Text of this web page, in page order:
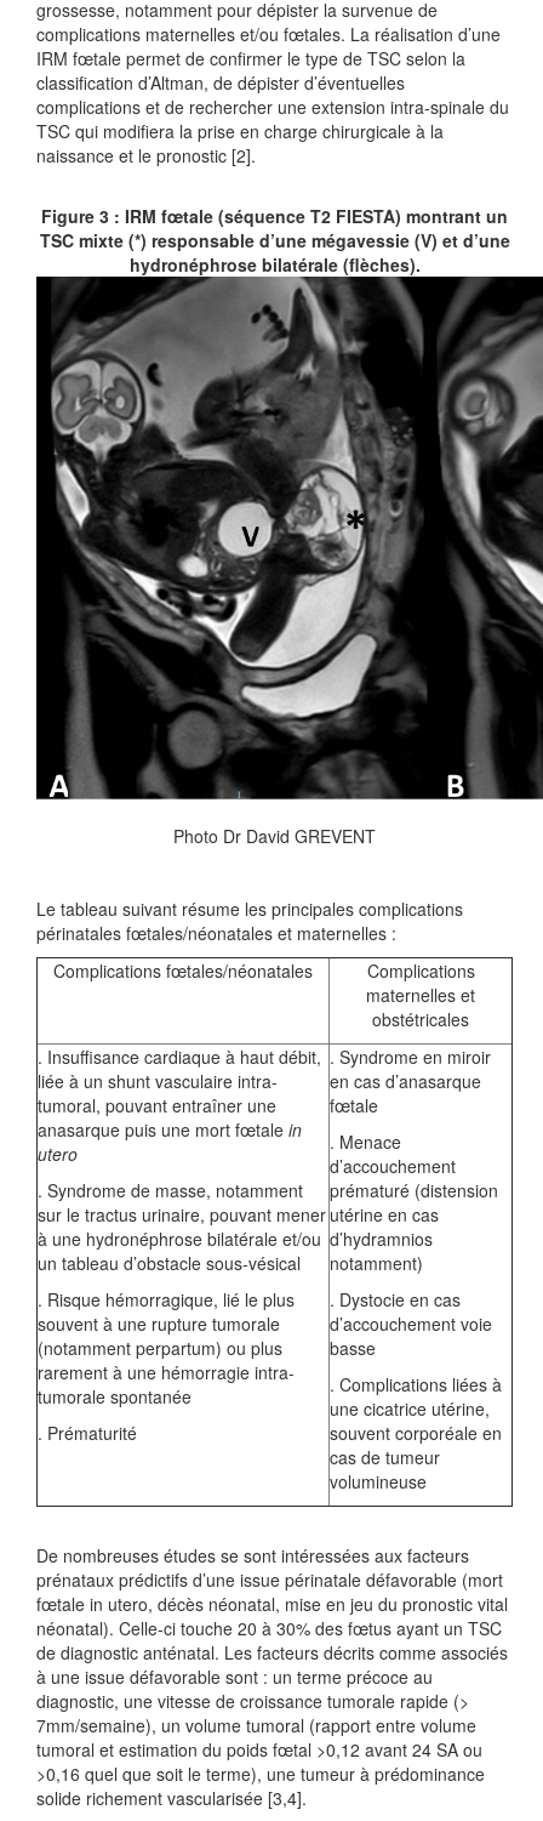
grossesse, notamment pour dépister la survenue de
complications maternelles et/ou fœtales. La réalisation d’une
IRM fœtale permet de confirmer le type de TSC selon la
classification d’Altman, de dépister d’éventuelles
complications et de rechercher une extension intra-spinale du
TSC qui modifiera la prise en charge chirurgicale à la
naissance et le pronostic [2].
Figure 3 : IRM fœtale (séquence T2 FIESTA) montrant un
TSC mixte (*) responsable d’une mégavessie (V) et d’une
hydronéphrose bilatérale (flèches).
Photo Dr David GREVENT
Le tableau suivant résume les principales complications
périnatales fœtales/néonatales et maternelles :
Complications fœtales/néonatales
Complications
maternelles et
obstétricales
. Insuffisance cardiaque à haut débit,
liée à un shunt vasculaire intra-
tumoral, pouvant entraîner une
anasarque puis une mort fœtale in
utero
. Syndrome de masse, notamment
sur le tractus urinaire, pouvant mener
à une hydronéphrose bilatérale et/ou
un tableau d’obstacle sous-vésical
. Risque hémorragique, lié le plus
souvent à une rupture tumorale
(notamment perpartum) ou plus
rarement à une hémorragie intra-
tumorale spontanée
. Prématurité
. Syndrome en miroir
en cas d’anasarque
fœtale
. Menace
d’accouchement
prématuré (distension
utérine en cas
d’hydramnios
notamment)
. Dystocie en cas
d’accouchement voie
basse
. Complications liées à
une cicatrice utérine,
souvent corporéale en
cas de tumeur
volumineuse
De nombreuses études se sont intéressées aux facteurs
prénataux prédictifs d’une issue périnatale défavorable (mort
fœtale in utero, décès néonatal, mise en jeu du pronostic vital
néonatal). Celle-ci touche 20 à 30% des fœtus ayant un TSC
de diagnostic anténatal. Les facteurs décrits comme associés
à une issue défavorable sont : un terme précoce au
diagnostic, une vitesse de croissance tumorale rapide (>
7mm/semaine), un volume tumoral (rapport entre volume
tumoral et estimation du poids fœtal >0,12 avant 24 SA ou
>0,16 quel que soit le terme), une tumeur à prédominance
solide richement vascularisée [3,4].